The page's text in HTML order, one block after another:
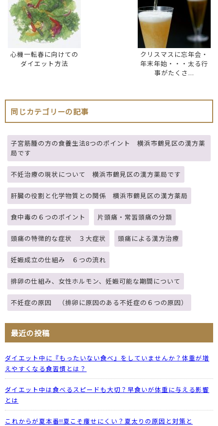
心機一転春に向けての
ダイエット方法
クリスマスに忘年会・
年末年始・・・太る行
事がたくさ...
同じカテゴリーの記事
子宮筋腫の方の食養生法8つのポイント 横浜市鶴見区の漢方薬
局です
不妊治療の現状について 横浜市鶴見区の漢方薬局です
肝臓の役割と化学物質との関係 横浜市鶴見区の漢方薬局
食中毒の６つのポイント 片頭痛・常習頭痛の分類
頭痛の特徴的な症状 ３大症状 頭痛による漢方治療
妊娠成立の仕組み ６つの流れ
排卵の仕組み、女性ホルモン、妊娠可能な期間について
不妊症の原因 （排卵に原因のある不妊症の６つの原因）
最近の投稿
ダイエット中に『もったいない食べ』をしていませんか？体重が増
えやすくなる食習慣とは？
ダイエット中は食べるスピードも大切？早食いが体重に与える影響
とは
これからが夏本番!!夏こそ痩せにくい？夏太りの原因と対策と